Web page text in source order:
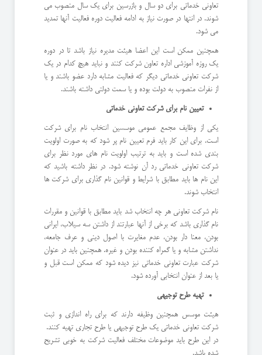
تعاونی خدماتی برای دو سال و بازرسین برای یک سال منصوب می
شوند. در انتها در صورت نیاز به ادامه فعالیت دوره فعالیت آنها تمدید
می شود.
همچنین ممکن است این اعضا هیئت مدیره نیاز باشد تا در دوره
یک روزه آموزشی اداره تعاون شرکت کنند و نباید هیچ کدام در یک
شرکت تعاونی خدماتی دیگر که فعالیت مشابه دارد عضو باشند و یا
از نفرات منصوب به دولت بوده و یا سمت دولتی داشته باشند.
تعیین نام برای شرکت تعاونی خدماتی
یکی از وظایف مجمع عمومی موسسین انتخاب نام برای شرکت
است. برای این کار باید فرم تعیین نام پر شود که به صورت اولویت
بندی شده است و باید به ترتیب اولویت نام های مورد نظر برای
شرکت تعاونی خدماتی رد آن نوشته شود. در نظر داشته باشید که
این نام ها باید مطابق با شرایط و قوانین نام گذاری برای شرکت ها
انتخاب شوند.
نام شرکت تعاونی هر چه انتخاب شد باید مطابق با قوانین و مقررات
نام گذاری باشد که برخی از آنها عبارتند از داشتن سه سیلاب، ایرانی
بودن، معنا دار بودن، عدم مغایرت با اصول دینی و عرف جامعه،
نداشتن مشابه و یا گمراه کننده بودن و غیره. همچنین باید در عنوان
شرکت عبارت تعاونی خدماتی نیز دیده شود که ممکن است قبل و
یا بعد از عنوان انتخابی آورده شود.
تهیه طرح توجیهی
هیئت موسس همچنین وظیفه دارند که برای راه اندازی و ثبت
شرکت تعاونی خدماتی یک طرح توجیهی یا طرح تجاری تهیه کنند.
در این طرح باید موضوعات مختلف فعالیت شرکت به خوبی تشریح